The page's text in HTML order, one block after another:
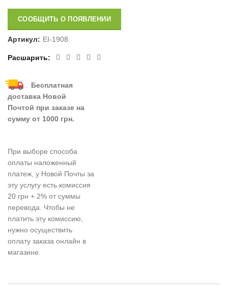
СООБЩИТЬ О ПОЯВЛЕНИИ
Артикул: EI-1908
Расшарить
Бесплатная
доставка Новой
Почтой при заказе на
сумму от 1000 грн.
При выборе способа
оплаты наложенный
платеж, у Новой Почты за
эту услугу есть комиссия
20 грн + 2% от суммы
перевода. Чтобы не
платить эту комиссию,
нужно осуществить
оплату заказа онлайн в
магазине.